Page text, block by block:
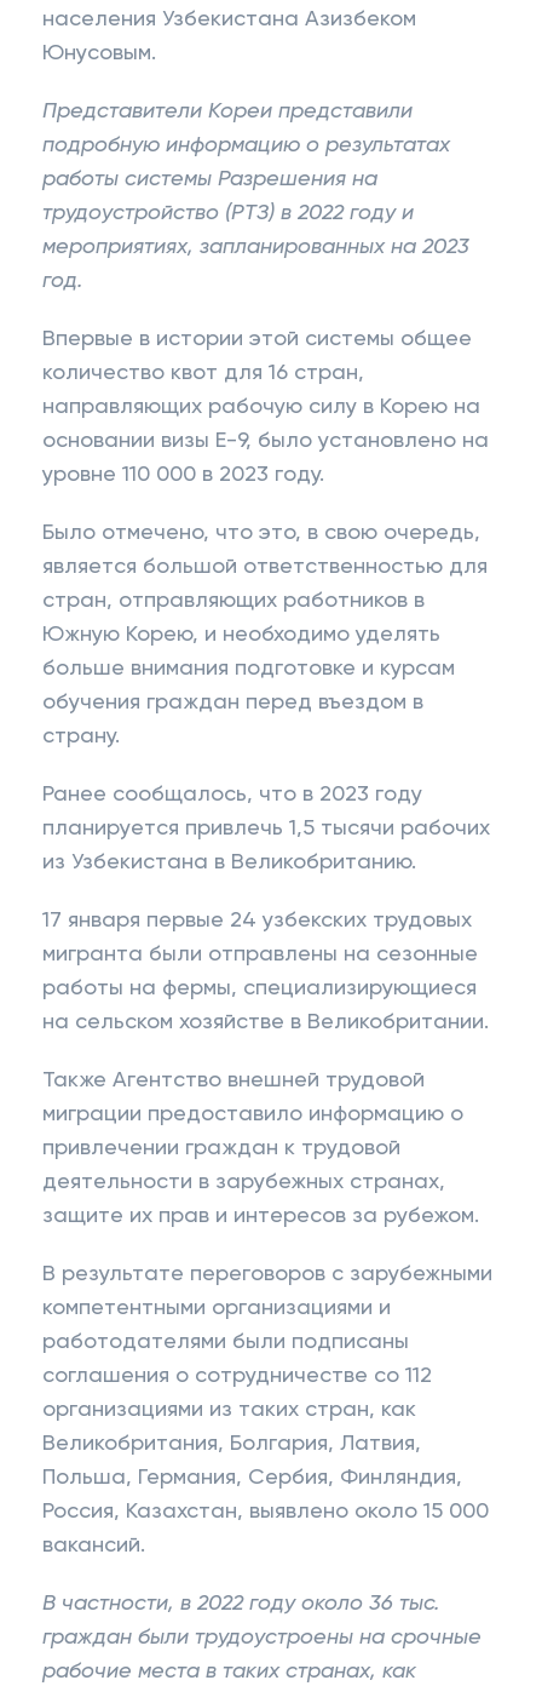
населения Узбекистана Азизбеком
Юнусовым.
Представители Кореи представили
подробную информацию о результатах
работы системы Разрешения на
трудоустройство (РТЗ) в 2022 году и
мероприятиях, запланированных на 2023
год.
Впервые в истории этой системы общее
количество квот для 16 стран,
направляющих рабочую силу в Корею на
основании визы Е-9, было установлено на
уровне 110 000 в 2023 году.
Было отмечено, что это, в свою очередь,
является большой ответственностью для
стран, отправляющих работников в
Южную Корею, и необходимо уделять
больше внимания подготовке и курсам
обучения граждан перед въездом в
страну.
Ранее сообщалось, что в 2023 году
планируется привлечь 1,5 тысячи рабочих
из Узбекистана в Великобританию.
17 января первые 24 узбекских трудовых
мигранта были отправлены на сезонные
работы на фермы, специализирующиеся
на сельском хозяйстве в Великобритании.
Также Агентство внешней трудовой
миграции предоставило информацию о
привлечении граждан к трудовой
деятельности в зарубежных странах,
защите их прав и интересов за рубежом.
В результате переговоров с зарубежными
компетентными организациями и
работодателями были подписаны
соглашения о сотрудничестве со 112
организациями из таких стран, как
Великобритания, Болгария, Латвия,
Польша, Германия, Сербия, Финляндия,
Россия, Казахстан, выявлено около 15 000
вакансий.
В частности, в 2022 году около 36 тыс.
граждан были трудоустроены на срочные
рабочие места в таких странах, как